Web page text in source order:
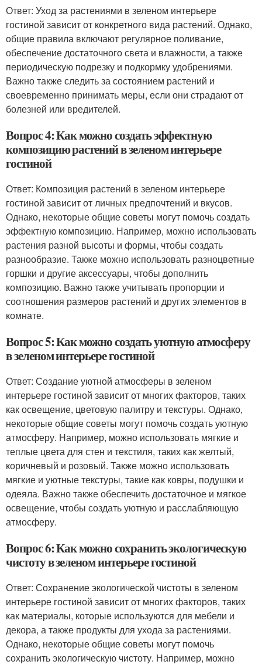
Ответ: Уход за растениями в зеленом интерьере
гостиной зависит от конкретного вида растений. Однако,
общие правила включают регулярное поливание,
обеспечение достаточного света и влажности, а также
периодическую подрезку и подкормку удобрениями.
Важно также следить за состоянием растений и
своевременно принимать меры, если они страдают от
болезней или вредителей.
Вопрос 4: Как можно создать эффектную
композицию растений в зеленом интерьере
гостиной
Ответ: Композиция растений в зеленом интерьере
гостиной зависит от личных предпочтений и вкусов.
Однако, некоторые общие советы могут помочь создать
эффектную композицию. Например, можно использовать
растения разной высоты и формы, чтобы создать
разнообразие. Также можно использовать разноцветные
горшки и другие аксессуары, чтобы дополнить
композицию. Важно также учитывать пропорции и
соотношения размеров растений и других элементов в
комнате.
Вопрос 5: Как можно создать уютную атмосферу
в зеленом интерьере гостиной
Ответ: Создание уютной атмосферы в зеленом
интерьере гостиной зависит от многих факторов, таких
как освещение, цветовую палитру и текстуры. Однако,
некоторые общие советы могут помочь создать уютную
атмосферу. Например, можно использовать мягкие и
теплые цвета для стен и текстиля, таких как желтый,
коричневый и розовый. Также можно использовать
мягкие и уютные текстуры, такие как ковры, подушки и
одеяла. Важно также обеспечить достаточное и мягкое
освещение, чтобы создать уютную и расслабляющую
атмосферу.
Вопрос 6: Как можно сохранить экологическую
чистоту в зеленом интерьере гостиной
Ответ: Сохранение экологической чистоты в зеленом
интерьере гостиной зависит от многих факторов, таких
как материалы, которые используются для мебели и
декора, а также продукты для ухода за растениями.
Однако, некоторые общие советы могут помочь
сохранить экологическую чистоту. Например, можно